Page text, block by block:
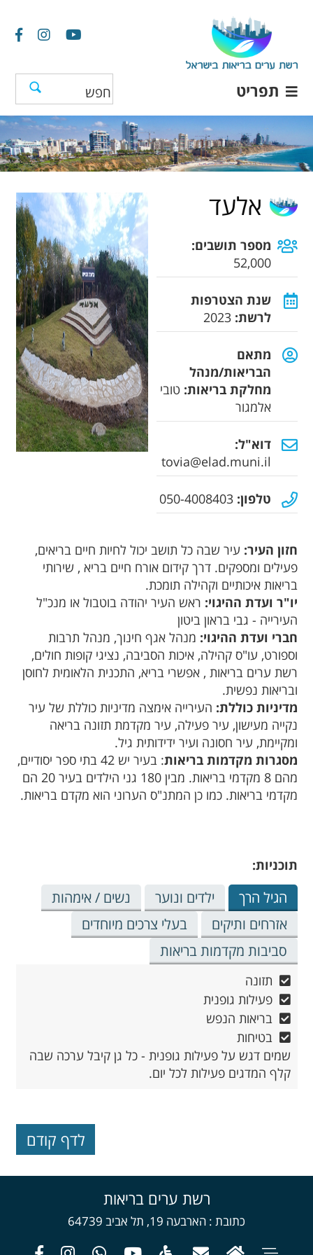
תפריט
אלעד
מספר תושבים:
52,000
שנת הצטרפות
לרשת: 2023
מתאם
הבריאות/מנהל
מחלקת בריאות: טובי
אלמגור
דוא"ל:
tovia@elad.muni.il
טלפון: 050-4008403
חזון העיר: עיר שבה כל תושב יכול לחיות חיים בריאים,
פעילים ומספקים. דרך קידום אורח חיים בריא , שירותי
בריאות איכותיים וקהילה תומכת.
יו"ר ועדת ההיגוי: ראש העיר יהודה בוטבול או מנכ"ל
העירייה - גבי בראון ביטון
חברי ועדת ההיגוי: מנהל אגף חינוך, מנהל תרבות
וספורט, עו"ס קהילה, איכות הסביבה, נציגי קופות חולים,
רשת ערים בריאות , אפשרי בריא, התכנית הלאומית לחוסן
ובריאות נפשית.
מדיניות כוללת: העירייה אימצה מדיניות כוללת של עיר
נקייה מעישון, עיר פעילה, עיר מקדמת תזונה בריאה
ומקיימת, עיר חסונה ועיר ידידותית גיל.
מסגרות מקדמות בריאות
: בעיר יש 42 בתי ספר יסודיים,
מהם 8 מקדמי בריאות. מבין 180 גני הילדים בעיר 20 הם
מקדמי בריאות. כמו כן המתנ"ס הערוני הוא מקדם בריאות.
תוכניות:
הגיל הרך ילדים ונוער
נשים / אימהות
אזרחים ותיקים
בעלי צרכים מיוחדים
סביבות מקדמות בריאות
תזונה
פעילות גופנית
בריאות הנפש
בטיחות
שמים דגש על פעילות גופנית - כל גן קיבל ערכה שבה
קלף המדגים פעילות לכל יום.
רשת ערים בריאות
כתובת הארבעה 19, תל אביב 64739